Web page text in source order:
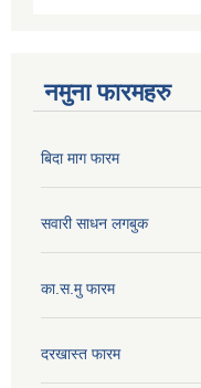
नमुना फारमहरु
बिदा माग फारम
सवारी साधन लगबुक
का.स.मु फारम
दरखास्त फारम